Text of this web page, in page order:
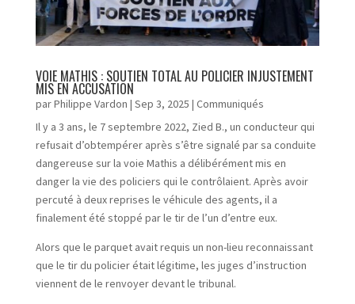
VOIE MATHIS : SOUTIEN TOTAL AU POLICIER INJUSTEMENT
MIS EN ACCUSATION
parPhilippe Vardon | Sep 3, 2025 | Communiqués
Il y a 3 ans, le 7 septembre 2022, Zied B., un conducteur qui
refusait d’obtempérer après s’être signalé par sa conduite
dangereuse sur la voie Mathis a délibérément mis en
danger la vie des policiers qui le contrôlaient. Après avoir
percuté à deux reprises le véhicule des agents, il a
finalement été stoppé par le tir de l’un d’entre eux.
Alors que le parquet avait requis un non-lieu reconnaissant
que le tir du policier était légitime, les juges d’instruction
viennent de le renvoyer devant le tribunal.